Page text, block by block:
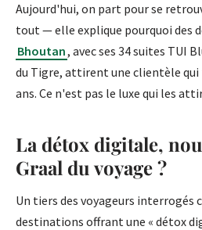
Aujourd'hui, on part pour se
tout — elle explique pourquoi des
Bhoutan, avec ses 34 suites TUI
du Tigre, attirent une clientèle qui
ans. Ce n'est pas le luxe qui les
La détox digitale,
Graal du voyage ?
Un tiers des voyageurs interrogés
destinations offrant une « détox